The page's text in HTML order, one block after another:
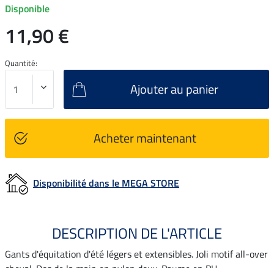
Disponible
11,90 €
Quantité:
Ajouter au panier
Acheter maintenant
Disponibilité dans le MEGA STORE
DESCRIPTION DE L'ARTICLE
Gants d'équitation d'été légers et extensibles. Joli motif all-over